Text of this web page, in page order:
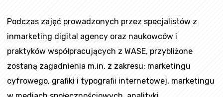
Podczas zajęć prowadzonych przez specjalistów z
inmarketing digital agency oraz naukowców i
praktyków współpracujących z WASE, przybliżone
zostaną zagadnienia m.in. z zakresu: marketingu
cyfrowego, grafiki i typografii internetowej, marketingu